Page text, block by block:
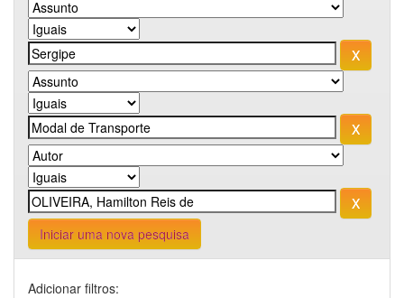
Iniciar uma nova pesquisa
Adicionar filtros: